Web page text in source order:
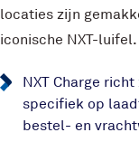
locaties zijn
iconische NXT-luifel.
NXT Charge
specifiek op
bestel- en